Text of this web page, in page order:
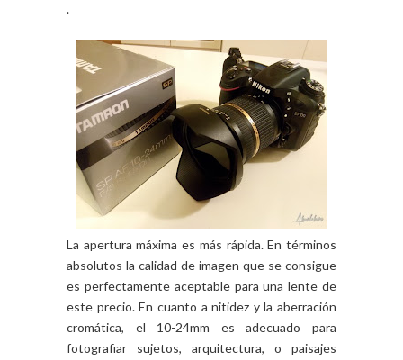
.
La apertura máxima es más rápida. En términos
absolutos la calidad de imagen que se consigue
es perfectamente aceptable para una lente de
este precio. En cuanto a nitidez y la aberración
cromática, el 10-24mm es adecuado para
fotografiar sujetos, arquitectura, o paisajes